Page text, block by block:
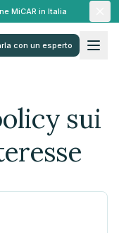
MiCAR in Italia
con un esperto
sui